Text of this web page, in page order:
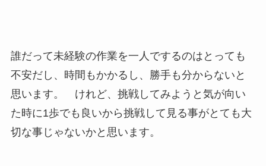
誰だって未経験の作業を一人でするのはとっても
不安だし、時間もかかるし、勝手も分からないと
思います。 けれど、挑戦してみようと気が向い
た時に1歩でも良いから挑戦して見る事がとても大
切な事じゃないかと思います。